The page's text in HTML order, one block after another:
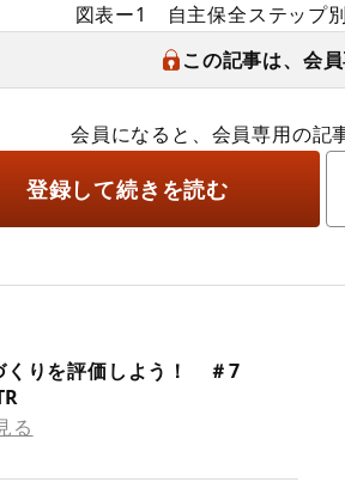
図表ー1 自主保全ステップ別
この記事は、会員
会員になると、会員専用の記
登録して続きを読む
くりを評価しよう！ ＃7
る